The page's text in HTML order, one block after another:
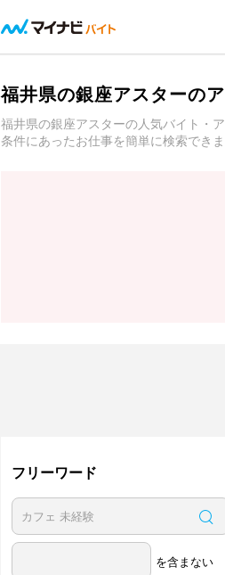
福井県の銀座アスターの
福井県の銀座アスターの人気バイト・
条件にあったお仕事を簡単に検索でき
フリーワード
を含まない